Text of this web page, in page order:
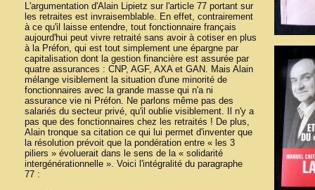
L'argumentation d'Alain Lipietz sur l'article 77 portant sur
les retraites est invraisemblable. En effet, contrairement
à ce qu'il laisse entendre, tout fonctionnaire français
aujourd'hui peut vivre retraité sans avoir à cotiser en plus
à la Préfon, qui est tout simplement une épargne par
capitalisation dont la gestion financière est assurée par
quatre assurances : CNP, AGF, AXA et GAN. Mais Alain
mélange visiblement la situation d'une minorité de
fonctionnaires avec la grande masse qui n'a ni
assurance vie ni Préfon. Ne parlons même pas des
salariés du secteur privé, qu'il oublie visiblement. Il n'y a
pas que des fonctionnaires chez les retraités ! De plus,
Alain tronque sa citation ce qui lui permet d'inventer que
la résolution prévoit que la pondération entre « les 3
piliers » évoluerait dans le sens de la « solidarité
intergénérationnelle ». Voici l'intégralité du paragraphe
77 :